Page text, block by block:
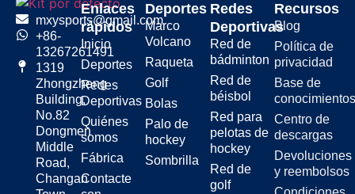
mxysports@gmail.com
+86-
13267261491
1319
Zhongzheng
Building,
No.82
Dongmen
Middle
Road,
Changan
Enlaces
rápidos
Inicio
Deportes
Redes
Deportivas
Quiénes
somos
Fábrica
Contacte
Deportes
Marco
Volcano
Raqueta
Golf
Bolas
Palo de
hockey
Sombrilla
Redes
Deportivas
Red de
bádminton
Red de
béisbol
Red para
pelotas de
hockey
Red de
golf
Recursos
Blog
Política de
privacidad
Base de
Centro de
descargas
Devoluciones
y reembolsos